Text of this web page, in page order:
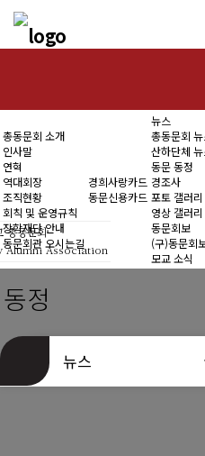
인사말
연혁
역대회장
조직현황
동문회관 오시는길
총동문회 소개
인사말
연혁
역대회장
조직현황
회칙 및 운영규칙
장학재단 안내
동문회관 오시는길
경희사랑카드
동문신용카드
뉴스
총동문회 뉴
산하단체 뉴
동문 동정
경조사
포토 갤러리
영상 갤러리
동문회보
(구)동문회
모교 소식
총동문회
Alumni Association
정
뉴스